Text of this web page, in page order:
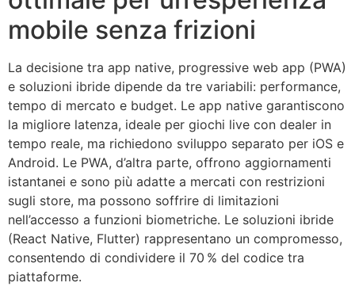
mobile senza frizioni
La decisione tra app native, progressive web app (PWA)
e soluzioni ibride dipende da tre variabili: performance,
tempo di mercato e budget. Le app native garantiscono
la migliore latenza, ideale per giochi live con dealer in
tempo reale, ma richiedono sviluppo separato per iOS e
Android. Le PWA, d’altra parte, offrono aggiornamenti
istantanei e sono più adatte a mercati con restrizioni
sugli store, ma possono soffrire di limitazioni
nell’accesso a funzioni biometriche. Le soluzioni ibride
(React Native, Flutter) rappresentano un compromesso,
consentendo di condividere il 70 % del codice tra
piattaforme.